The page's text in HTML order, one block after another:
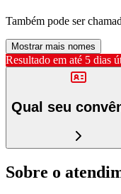
Também pode ser
Mostrar mais nomes
Resultado em até 5 dias
Qual seu
Sobre o